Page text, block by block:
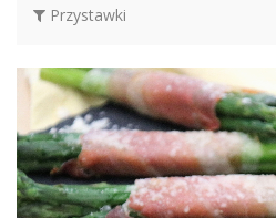
Przystawki